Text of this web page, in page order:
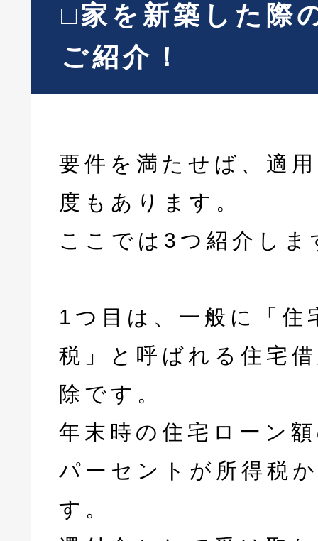
□家を新築した際
ご紹介！
要件を満たせば、適
度もあります。
ここでは3つ紹介しま
1つ目は、一般に「住
税」と呼ばれる住宅
除です。
年末時の住宅ローン
パーセントが所得税
す。